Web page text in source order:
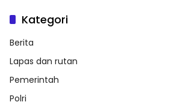
Kategori
Berita
Lapas dan rutan
Pemerintah
Polri